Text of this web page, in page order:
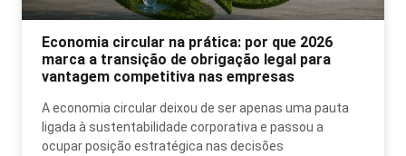
Economia circular na prática: por que 2026
marca a transição de obrigação legal para
vantagem competitiva nas empresas
A economia circular deixou de ser apenas uma pauta
ligada à sustentabilidade corporativa e passou a
ocupar posição estratégica nas decisões